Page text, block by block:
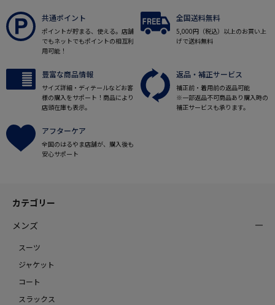
共通ポイント
ポイントが貯まる、使える。店舗
でもネットでもポイントの相互利
用可能！
全国送料無料
5,000円（税込）以上のお買い上
げで送料無料
豊富な商品情報
サイズ詳細・ディテールなどお客
様の購入をサポート！商品により
店頭在庫も表示。
返品・補正サービス
補正前・着用前の返品可能
※一部返品不可商品あり購入時の
補正サービスも承ります。
アフターケア
全国のはるやま店舗が、購入後も
安心サポート
カテゴリー
メンズ
スーツ
ジャケット
コート
スラックス